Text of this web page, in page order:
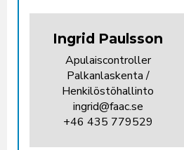
Ingrid Paulsson
Apulaiscontroller
Palkanlaskenta /
Henkilöstöhallinto
ingrid@faac.se
+46 435 779529